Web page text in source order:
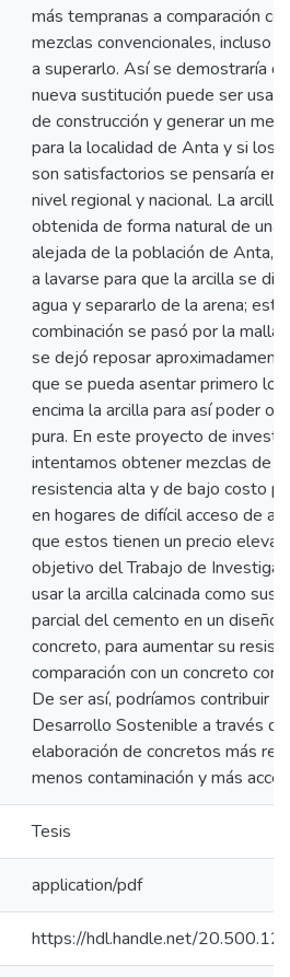
más tempranas a comparación
mezclas convencionales, incluso
a superarlo. Así se demostraría
nueva sustitución puede ser
de construcción y generar un
para la localidad de Anta y si los
son satisfactorios se pensaría en
nivel regional y nacional. La arcilla
obtenida de forma natural de una
alejada de la población de Anta,
a lavarse para que la arcilla se
agua y separarlo de la arena; esta
combinación se pasó por la malla
se dejó reposar
que se pueda asentar primero
encima la arcilla para así poder
pura. En este proyecto de
intentamos obtener mezclas de
resistencia alta y de bajo costo
en hogares de difícil acceso de
que estos tienen un precio
objetivo del Trabajo de
usar la arcilla calcinada como
parcial del cemento en un diseño
concreto, para aumentar su
comparación con un concreto
De ser así, podríamos contribuir
Desarrollo Sostenible a través
elaboración de concretos más
menos contaminación y más
Tesis
application/pdf
https://hdl.handle.net/